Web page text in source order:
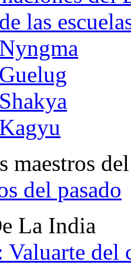
las
maestros
del pasado
La India
Valuarte del